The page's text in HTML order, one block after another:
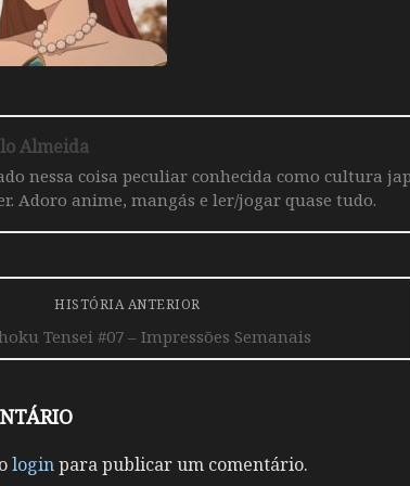
Almeida
nessa coisa peculiar conhecida como cultura
Adoro anime, mangás e ler/jogar quase tudo.
HISTÓRIA ANTERIOR
Tensei #07 – Impressões Semanais
loginpara publicar um comentário.